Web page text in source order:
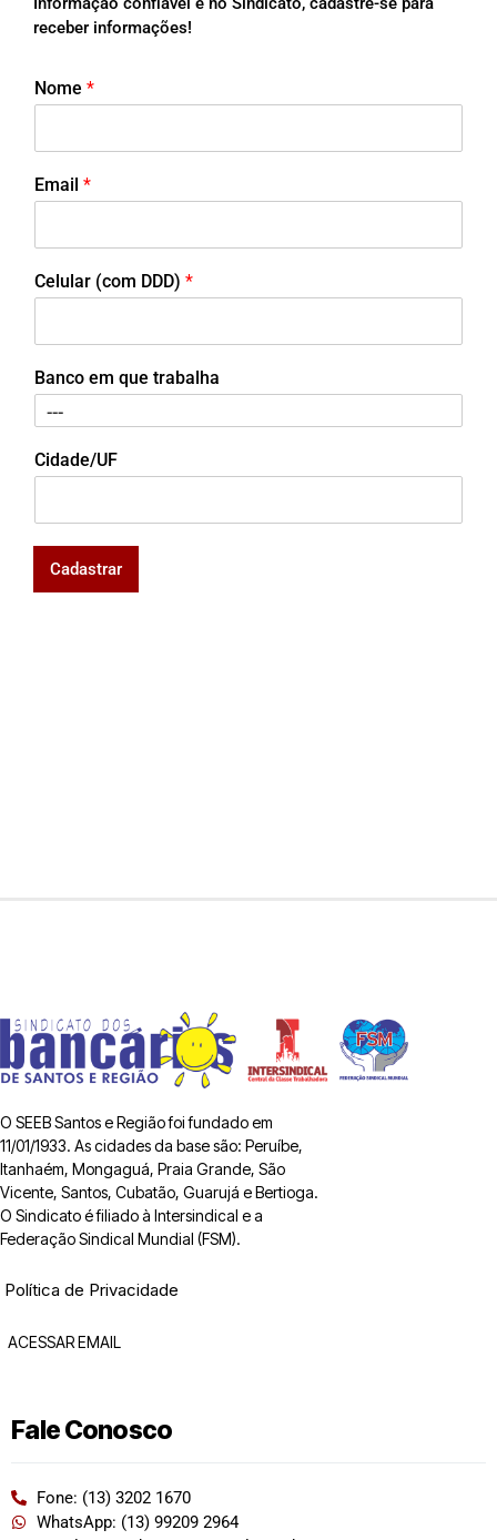
receber informações!
Nome *
Email *
Celular (com DDD) *
Banco em que trabalha
Cidade/UF
Cadastrar
O SEEB Santos e Região foi fundado em
11/01/1933. As cidades da base são: Peruíbe,
Itanhaém, Mongaguá, Praia Grande, São
Vicente, Santos, Cubatão, Guarujá e Bertioga.
O Sindicato é filiado à Intersindical e a
Federação Sindical Mundial (FSM).
Política de Privacidade
ACESSAR EMAIL
Fale Conosco
Fone: (13) 3202 1670
WhatsApp: (13) 99209 2964